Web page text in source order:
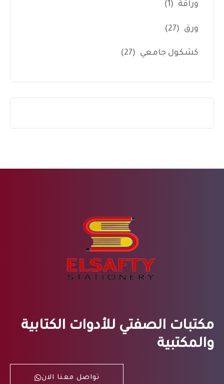
وراقة (1)
ورق (27)
كشكول جامعي (27)
مكتبات الصفتي للأدوات الكتابية
والمكتبية
تواصل معنا الان